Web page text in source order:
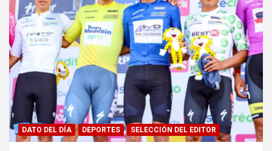
DATO DEL DÍA DEPORTES SELECCIÓN DEL EDITOR